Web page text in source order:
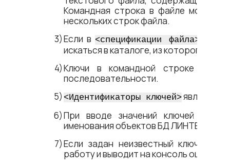
Командная строка в файле может
нескольких строк файла.
Если в<​спецификации файла​>
искаться в каталоге, из которого
Ключи в командной строке
последовательности.
<​Идентификаторы ключей​>являются
При вводе значений ключей
именования объектов БД ЛИНТЕР.
Если задан неизвестный ключ, то
работу и выводит на консоль